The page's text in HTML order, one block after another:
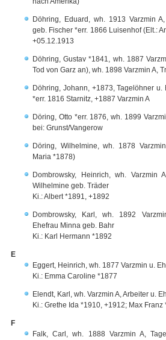
Döhring, Eduard, wh. 1913 Varzmin
geb. Fischer *err. 1866 Luisenhof (Elt.:
+05.12.1913
Döhring, Gustav *1841, wh. 1887
Tod von Garz an), wh. 1898 Varzmin A,
Döhring, Johann, +1873, Tagelöhner
*err. 1816 Starnitz, +1887 Varzmin A
Döring, Otto *err. 1876, wh. 1899
bei: Grunst/Vangerow
Döring, Wilhelmine, wh. 1878
Maria *1878)
Dombrowsky, Heinrich, wh. Varzmin
Wilhelmine geb. Träder
Ki.: Albert *1891, +1892
Dombrowsky, Karl, wh. 1892
Ehefrau Minna geb. Bahr
Ki.: Karl Hermann *1892
E
Eggert, Heinrich, wh. 1877 Varzmin u.
Ki.: Emma Caroline *1877
Elendt, Karl, wh. Varzmin A, Arbeiter u.
Ki.: Grethe Ida *1910, +1912; Max Franz
F
Falk, Carl, wh. 1888 Varzmin A,